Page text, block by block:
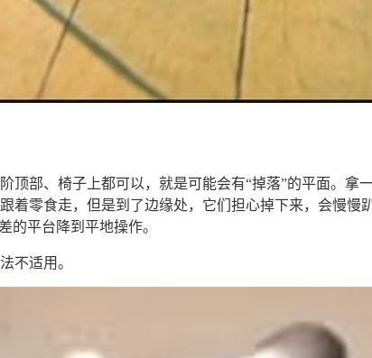
顶部、椅子上都可以，就是可能会有“掉落”的平面。
着零食走，但是到了边缘处，它们担心掉下来，会慢
的平台降到平地操作。
不适用。